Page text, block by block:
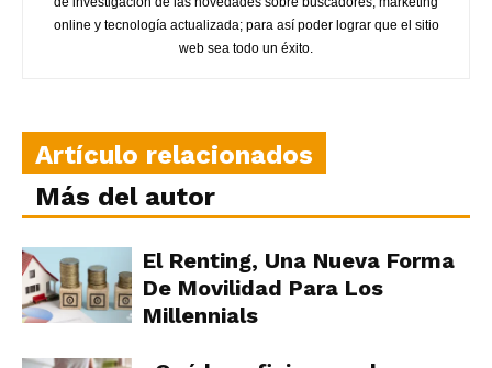
online y tecnología actualizada; para así poder lograr que el sitio
web sea todo un éxito.
Artículo relacionados
Más del autor
El Renting, Una Nueva Forma
De Movilidad Para Los
Millennials